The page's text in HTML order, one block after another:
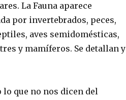
La Fauna aparece
por invertebrados, peces,
aves semidomésticas,
y mamíferos. Se detallan y
lo que no nos dicen del